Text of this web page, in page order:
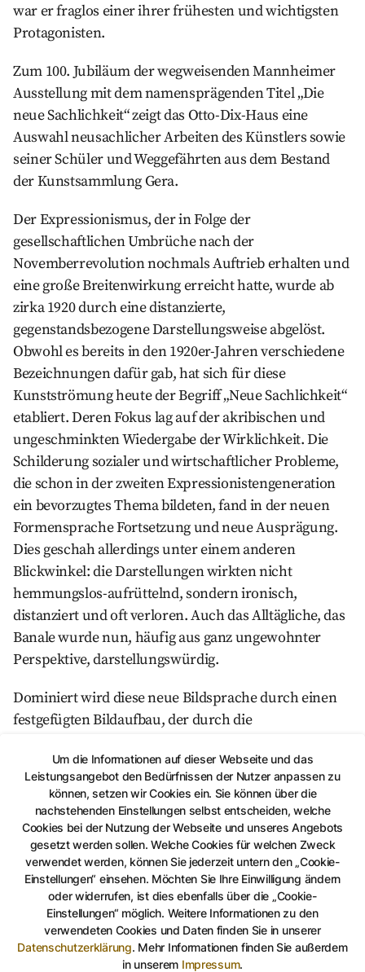
Um die Informationen auf dieser Webseite und das
Leistungsangebot den Bedürfnissen der Nutzer anpassen zu
können, setzen wir Cookies ein. Sie können über die
nachstehenden Einstellungen selbst entscheiden, welche
Cookies bei der Nutzung der Webseite und unseres Angebots
gesetzt werden sollen. Welche Cookies für welchen Zweck
verwendet werden, können Sie jederzeit untern den „Cookie-
Einstellungen“ einsehen. Möchten Sie Ihre Einwilligung ändern
oder widerrufen, ist dies ebenfalls über die „Cookie-
Einstellungen“ möglich. Weitere Informationen zu den
verwendeten Cookies und Daten finden Sie in unserer
Datenschutzerklärung. Mehr Informationen finden Sie außerdem
in unserem Impressum.
war er fraglos einer ihrer frühesten und wichtigsten
Protagonisten.
Zum 100. Jubiläum der wegweisenden Mannheimer
Ausstellung mit dem namensprägenden Titel „Die
neue Sachlichkeit“ zeigt das Otto-Dix-Haus eine
Auswahl neusachlicher Arbeiten des Künstlers sowie
seiner Schüler und Weggefährten aus dem Bestand
der Kunstsammlung Gera.
Der Expressionismus, der in Folge der
gesellschaftlichen Umbrüche nach der
Novemberrevolution nochmals Auftrieb erhalten und
eine große Breitenwirkung erreicht hatte, wurde ab
zirka 1920 durch eine distanzierte,
gegenstandsbezogene Darstellungsweise abgelöst.
Obwohl es bereits in den 1920er-Jahren verschiedene
Bezeichnungen dafür gab, hat sich für diese
Kunstströmung heute der Begriff „Neue Sachlichkeit“
etabliert. Deren Fokus lag auf der akribischen und
ungeschminkten Wiedergabe der Wirklichkeit. Die
Schilderung sozialer und wirtschaftlicher Probleme,
die schon in der zweiten Expressionistengeneration
ein bevorzugtes Thema bildeten, fand in der neuen
Formensprache Fortsetzung und neue Ausprägung.
Dies geschah allerdings unter einem anderen
Blickwinkel: die Darstellungen wirkten nicht
hemmungslos-aufrüttelnd, sondern ironisch,
distanziert und oft verloren. Auch das Alltägliche, das
Banale wurde nun, häufig aus ganz ungewohnter
Perspektive, darstellungswürdig.
Dominiert wird diese neue Bildsprache durch einen
festgefügten Bildaufbau, der durch die
einen atmosphärelosen, distanzierten Raum
suggeriert. Zugleich ist die Bandbreite dieser
Kunstströmung vielfältig, sie reicht von Veristen, wie
Otto Dix, George Grosz, die „das Gegenständliche aus
der Welt aktueller Tatsachen [rissen] und das Erlebnis
in seinem Tempo, seinem Hitzegrad
[herausschleuderten]“, über „Naivisten“, deren
Darstellungen an Spielzeugwelten erinnern, bis zu
„Klassizisten“, die „mehr den zeitlos-gültigen
Gegenstand“ suchten